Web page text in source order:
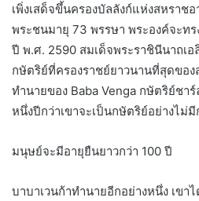
เพิ่งเสด็จขึ้นครองบัลลังก์แห่งสหราช
พระชนมายุ 73 พรรษา พระองค์จะท
ปี พ.ศ. 2590 สมเด็จพระราชินีนาถเอ
กษัตริย์ที่ครองราชย์ยาวนานที่สุดขอ
ทำนายของ Baba Venga กษัตริย์ชา
หนึ่งปีกว่าเขาจะเป็นกษัตริย์อย่างไม่
มนุษย์จะมีอายุยืนยาวกว่า 100 ปี
บาบาเวนก้าทำนายอีกอย่างหนึ่ง เขา